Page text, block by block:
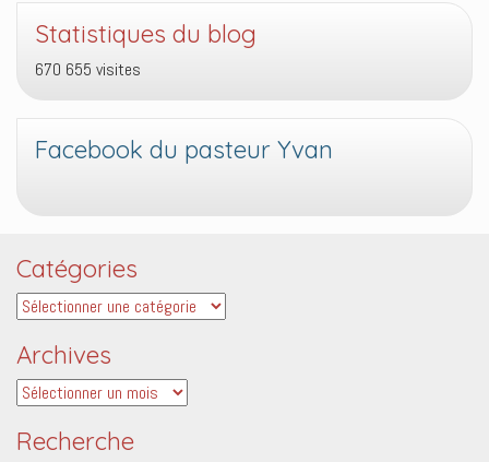
Statistiques du blog
670 655 visites
Facebook du pasteur Yvan
Catégories
Catégories
Archives
Archives
Recherche